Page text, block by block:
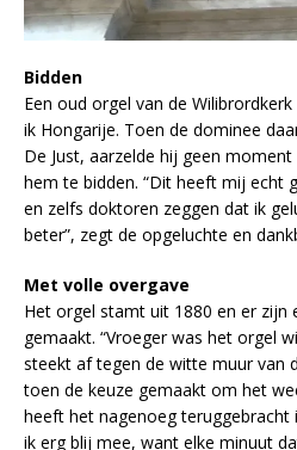
Bidden
Een oud orgel van de
ik Hongarije. Toen de dominee
De Just, aarzelde hij geen
hem te bidden. “Dit heeft mij echt
en zelfs doktoren zeggen dat ik
beter”, zegt de opgeluchte en
Met volle overgave
Het orgel stamt uit 1880 en er zijn
gemaakt. “Vroeger was het orgel
steekt af tegen de witte muur van
toen de keuze gemaakt om het
heeft het nagenoeg teruggebracht
ik erg blij mee, want elke minuut